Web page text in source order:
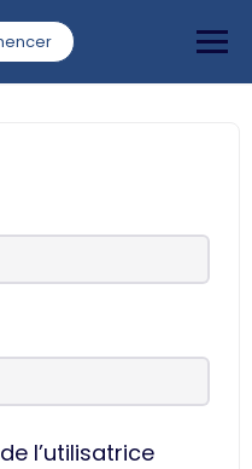
l’utilisatrice